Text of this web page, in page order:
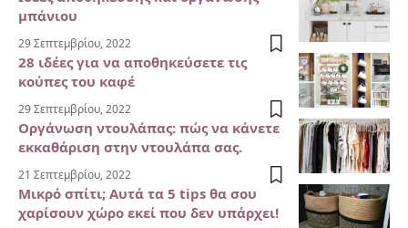
μπάνιου
29 Σεπτεμβρίου, 2022
28 ιδέες για να αποθηκεύσετε τις
κούπες του καφέ
29 Σεπτεμβρίου, 2022
Οργάνωση ντουλάπας: πώς να κάνετε
εκκαθάριση στην ντουλάπα σας.
21 Σεπτεμβρίου, 2022
Μικρό σπίτι; Αυτά τα 5 tips θα σου
χαρίσουν χώρο εκεί που δεν υπάρχει!